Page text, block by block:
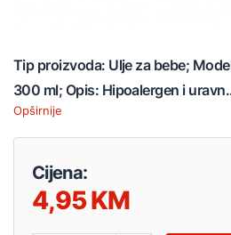
Tip proizvoda: Ulje za bebe;
300 ml; Opis: Hipoalergen i
Opširnije
Cijena:
4,95